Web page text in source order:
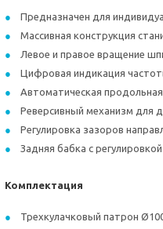
Предназначен для
Массивная конструкция
Левое и правое вращение
Цифровая индикация
Автоматическая
Реверсивный механизм для
Регулировка зазоров
Задняя бабка с
Комплектация
Трехкулачковый патрон